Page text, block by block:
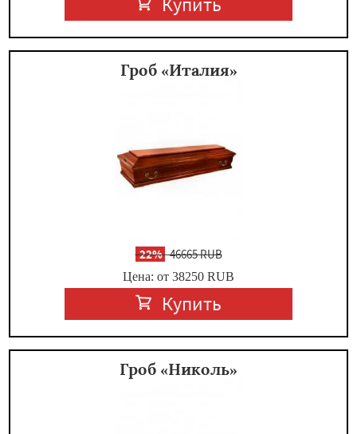
Гроб «Италия»
-22%46665 RUB
Цена: от 38250 RUB
Купить
Гроб «Николь»